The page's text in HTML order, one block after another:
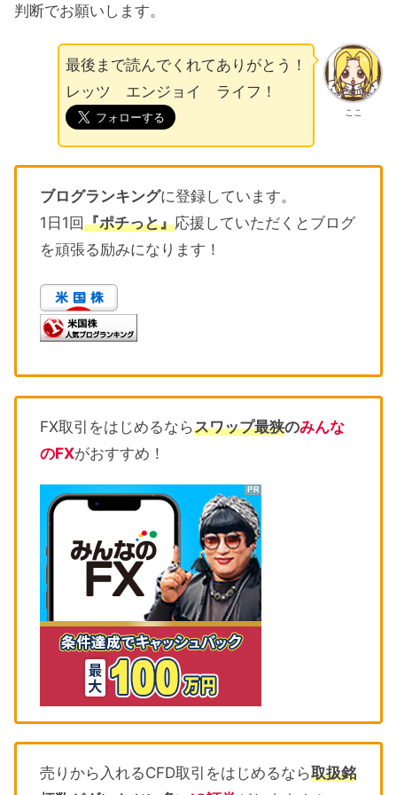
判断でお願いします。
ここ
最後まで読んでくれてありがとう！
レッツ エンジョイ ライフ！
ブログランキングに登録しています。
1日1回『ポチっと』応援していただくとブログ
を頑張る励みになります！
FX取引をはじめるならスワップ最狭のみんな
のFXがおすすめ！
売りから入れるCFD取引をはじめるなら取扱銘